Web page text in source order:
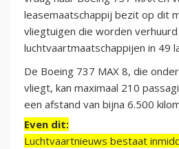
leasemaatschappij bezit op dit
vliegtuigen die worden verhuurd
luchtvaartmaatschappijen in 49
De Boeing 737 MAX 8, die
vliegt, kan maximaal 210
een afstand van bijna 6.500
Even dit:
Luchtvaartnieuws bestaat